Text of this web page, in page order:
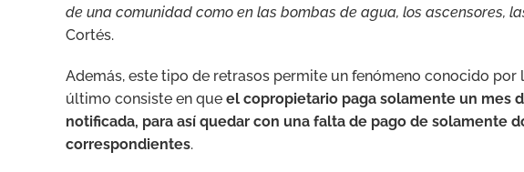
de una comunidad como en las bombas de agua, los ascensores,
Cortés.
Además, este tipo de retrasos permite un fenómeno conocido por
último consiste en que el copropietario paga solamente un mes
notificada, para así quedar con una falta de pago de solamente
correspondientes.